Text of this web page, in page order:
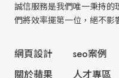
誠信服務是我們唯一秉持
們將效率擺第一位，絕不影
網頁設計 seo案例
關於蘋果
人才專區